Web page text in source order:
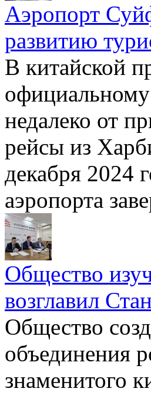
Аэропорт
развитию
В китайской
недалеко от
рейсы из
декабря 2024
аэропорта
Общество
возглавил
Общество
объединения
знаменитого